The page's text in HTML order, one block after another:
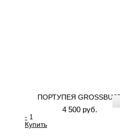
ПОРТУПЕЯ
4 500 руб.
-
Купить